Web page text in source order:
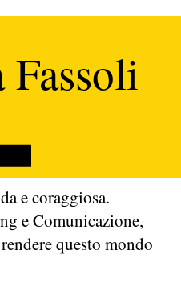
e coraggiosa.
e Comunicazione,
questo mondo